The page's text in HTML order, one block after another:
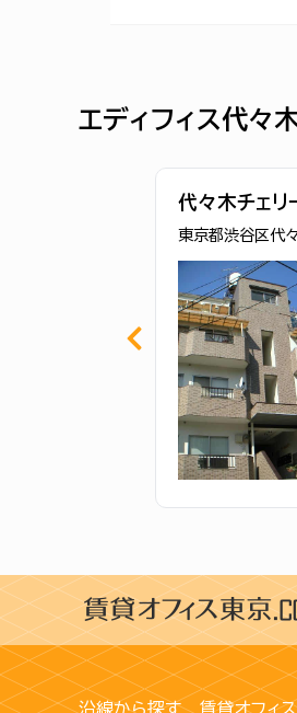
エディフィス代々
代々木チェリ
東京都渋谷区
沿線から探す 賃貸オフィ